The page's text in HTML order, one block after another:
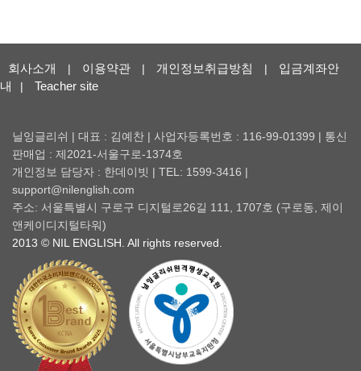
회사소개 | 이용약관 | 개인정보취급방침 |
입금계좌안
내
| Teacher site
닐잉글리쉬 | 대표 : 김예찬 | 사업자등록번호 : 116-99-01399 | 통신
판매업 : 제2021-서울구로-1374호
개인정보 담당자 : 한데이빗 | TEL: 1599-3416 |
support@nilenglish.com
주소: 서울특별시 구로구 디지털로26길 111, 1707호 (구로동, 제이
앤케이디지털타워)
2013 © NIL ENGLISH. All rights reserved.